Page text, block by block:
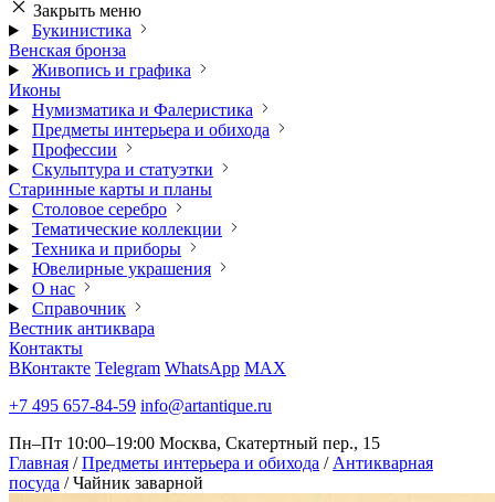
Закрыть меню
Букинистика
Венская бронза
Живопись и графика
Иконы
Нумизматика и Фалеристика
Предметы интерьера и обихода
Профессии
Скульптура и статуэтки
Старинные карты и планы
Столовое серебро
Тематические коллекции
Техника и приборы
Ювелирные украшения
О нас
Справочник
Вестник антиквара
Контакты
ВКонтакте Telegram WhatsApp MAX
+7 495 657-84-59 info@artantique.ru
Пн–Пт 10:00–19:00 Москва, Скатертный пер., 15
Главная / Предметы интерьера и обихода / Антикварная
посуда / Чайник заварной